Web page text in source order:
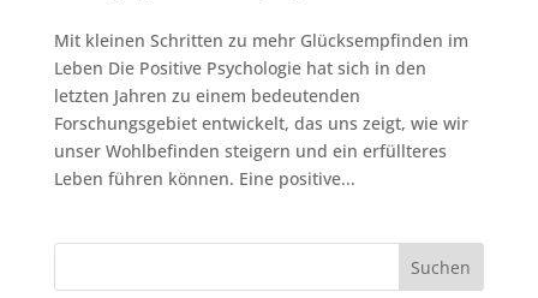
Mit kleinen Schritten zu mehr Glücksempfinden im
Leben Die Positive Psychologie hat sich in den
letzten Jahren zu einem bedeutenden
Forschungsgebiet entwickelt, das uns zeigt, wie wir
unser Wohlbefinden steigern und ein erfüllteres
Leben führen können. Eine positive...